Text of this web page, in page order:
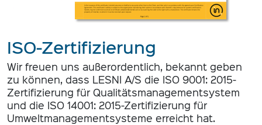
ISO-Zertifizierung
Wir freuen uns außerordentlich, bekannt geben
zu können, dass LESNI A/S die ISO 9001: 2015-
Zertifizierung für Qualitätsmanagementsystem
und die ISO 14001: 2015-Zertifizierung für
Umweltmanagementsysteme erreicht hat.